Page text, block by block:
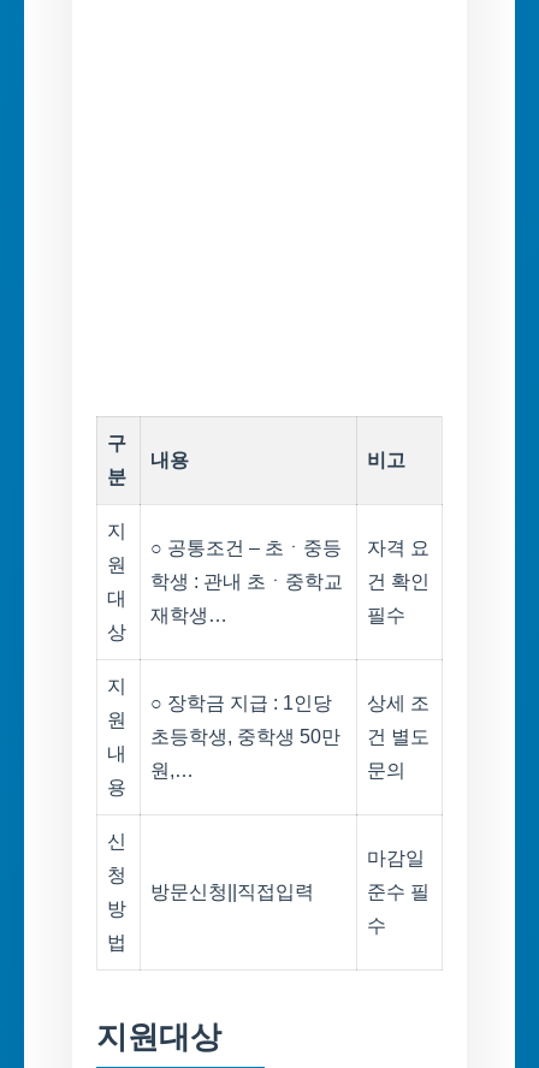
구
분
내용 비고
지
원
대
상
○ 공통조건 – 초ㆍ중등
학생 : 관내 초ㆍ중학교
재학생…
자격 요
건 확인
필수
지
원
내
용
○ 장학금 지급 : 1인당
초등학생, 중학생 50만
원,…
상세 조
건 별도
문의
신
청
방
법
방문신청||직접입력
마감일
준수 필
수
지원대상